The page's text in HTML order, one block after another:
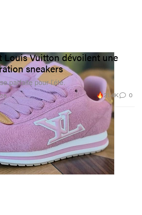
Louis Vuitton dévoilent une
sneakers
parfaite pour l’été.
21.4K 0